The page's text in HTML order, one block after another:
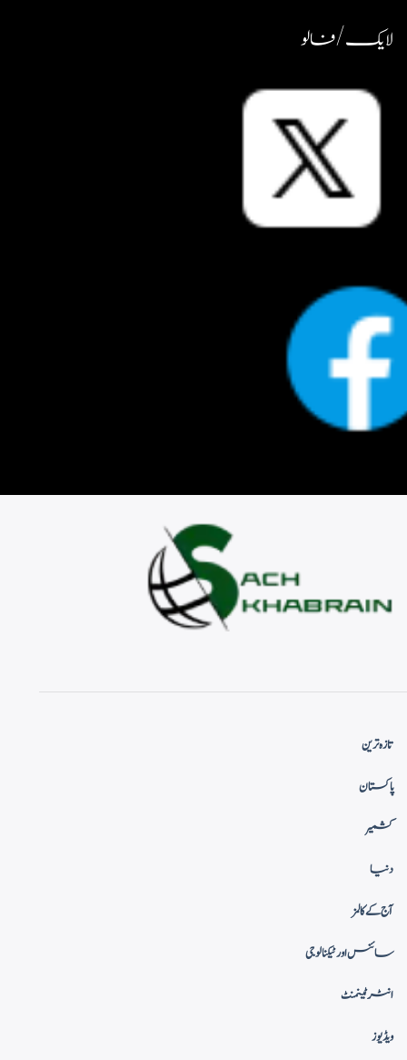
لایک / فالو
تازہ ترین
پاکستان
کشمیر
دنیا
آج کے کالمز
سائنس اور ٹیکنالوجی
انٹرٹینمنٹ
ویڈیوز